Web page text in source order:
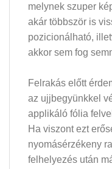
melynek szuper
akár többször is
pozicionálható,
akkor sem fog
Felrakás előtt
az ujjbegyünkkel
applikáló fólia
Ha viszont ezt
nyomásérzékeny
felhelyezés után